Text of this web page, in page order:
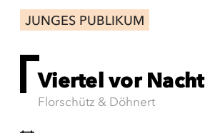
JUNGES PUBLIKUM
Viertel vor Nacht
Florschütz & Döhnert